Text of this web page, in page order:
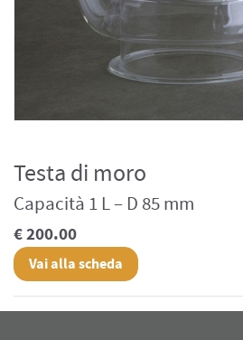
Testa di moro
Capacità 1 L – D 85 mm
€ 200.00
Vai alla scheda